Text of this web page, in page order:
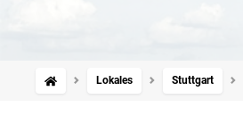
Lokales Stuttgart